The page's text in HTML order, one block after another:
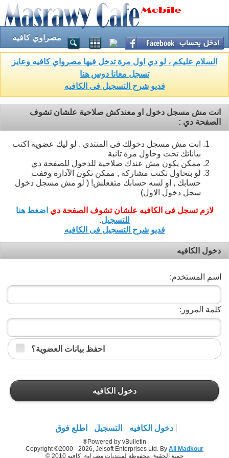
مصراوي كافيه
السلام عليكم ، لو دي اول مرة تدخل فيها مصرواي كافيه وعايز
تسجل معانا دوس هنا
فديو شرح التسجيل فى الكافيه
انت مش مسجل دخول او معندكش صلاحية علشان تشوف
الصفحة دي :
انت مش مسجل دخولك فى المنتدى . لو ليك عضوية اكتب
بياناتك تحت وحاول مرة تانية
ممكن يكون مش عندك صلاحية للدخول للصفحة دي
لو بتحاول تكتب مشاركة , ممكن تكون الآدارة وقفت
حسابك , او لسه حسابك متفعلش! ( لو مش مسجل دخول
سجل دخول الاول)
لازم تسجل فى الكافيه علشان تشوف الصفحة دي اضغط هنا
للتسجيل.
فديو شرح التسجيل فى الكافيه
دخول الكافيه
اسم المستخدم:
كلمة المرور:
احفظ بيانات العضوية؟
دخول الكافيه
دخول الكافيه التسجيل اطلع فوق
Powered by vBulletin®
Copyright ©2000 - 2026, Jelsoft Enterprises Ltd. By Ali Madkour
جميع الحقوق محفوظة لمنتديات مصراوي كافيه 2010 ©